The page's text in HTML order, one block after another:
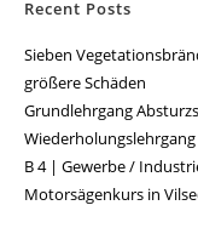
Recent Posts
Sieben
größere Schäden
Grundlehrgang
B 4 | Gewerbe /
Motorsägenkurs in